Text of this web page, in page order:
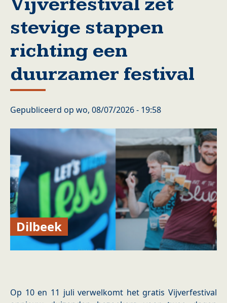
stevige stappen
richting een
duurzamer festival
Gepubliceerd op wo, 08/07/2026 - 19:58
Dilbeek
Op 10 en 11 juli verwelkomt het gratis Vijverfestival